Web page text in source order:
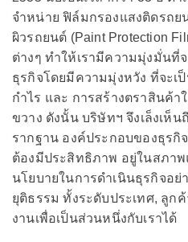
จำหน่าย ฟิล์มกรองแสงติดรถ
ผิวรถยนต์ (Paint Protection
ต่างๆ ทำให้เรามีความมุ่งมั่นที่
ธุรกิจโดยมีความมุ่งหวัง ที่จะเ
กำไร และ การสร้างตราสินค้า
ขวาง ดังนั้น บริษัทฯ จึงเล็งเห็
รากฐาน องค์ประกอบของธุร
ต้องมีประสิทธิภาพ อยู่ในสภา
นโยบายในการดำเนินธุรกิจอ
ยุติธรรม ทั้งระดับประเทศ, ลูก
งานเพื่อเป็นส่วนหนึ่งกับเราได้